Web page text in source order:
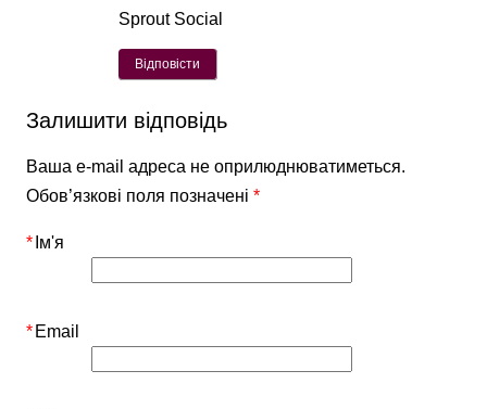
Sprout Social
Відповісти
Залишити відповідь
Ваша e-mail адреса не оприлюднюватиметься.
Обов’язкові поля позначені*
Ім'я
*
Email
*